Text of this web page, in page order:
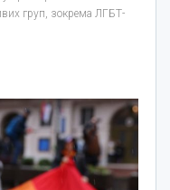
груп, зокрема ЛГБТ-